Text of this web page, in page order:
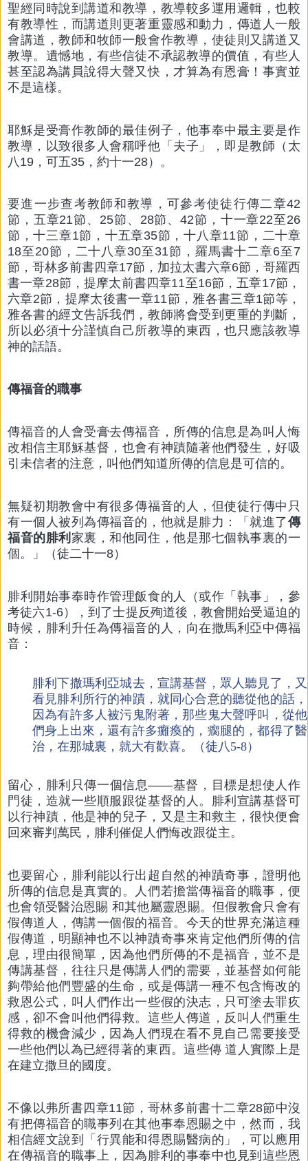
聖經同時說到講道和教導，教導較多運用邏輯，也較
有教導性，而講道則更著重靈感和動力，傳道人一般
會講道，教師和牧師一般會作教導，使徒則又講道又
教導。遺憾地，有些信徒不承認教導的價值，有些人
甚至認為講員說得大聲又快，才算為有恩膏！事實並
不是這樣。
耶穌是受膏作教師的最佳例子，他事奉中最主要是作
教導，以致很多人會稱呼他「夫子」，即是教師（太
八19，可五35，約十一28）。
要進一步查考教師和教導，可參考使徒行傳二章42
節，五章21節、25節、28節、42節，十一章22至26
節，十三章1節，十五章35節，十八章11節，二十章
18至20節，二十八章30至31節，羅馬書十二章6至7
節，哥林多前書四章17節，加拉太書六章6節，哥羅西
書一章28節，提摩太前書四章11至16節，五章17節，
六章2節，提摩太後書一章11節，雅各書三章1節等，
雅各書的經文告訴我們，教師將會受到更重的判斷，
所以必須十分謹慎自己所教導的東西，也只應該教導
神的話語。
傳福音的職事
傳福音的人會受膏去傳福音，所傳的信息是為叫人悔
改相信主耶穌基督，也會有神蹟隨著他們發生，好吸
引未信者的注意，叫他們知道所傳的信息是可信的。
無疑初期教會中有很多傳福音的人，但使徒行傳中只
有一個人被列為傳福音的，他就是腓力：「就進了傳
福音的腓利 家裏，和他同住，他是那七個執事裏的一
個。」（徒二十一8）
腓利開始事奉時作管理飯食的人（或作「執事」，參
考徒六1-6），到了士提反殉道後，教會開始受逼迫的
時候，腓利升任為傳福音的人，向在撒馬利亞中傳福
音：
腓利下撒瑪利亞城去，宣講基督，眾人聽見了，又
看見腓利所行的神蹟，就同心合意的聽從他的話，
因為有許多人被污鬼附著，那些鬼大聲呼叫，從他
們身上出來，還有許多癱瘓的，瘸腿的，都得了醫
治，在那城裏，就大有歡喜。（徒八5-8）
留心，腓利只傳一個信息——基督，目標是想使人作
門徒，造就一些順服跟從基督的人。腓利宣講基督可
以行神蹟，他是神的兒子，又是主和救主，很快便會
回來審判萬民，腓利催促人們悔改跟從主。
也要留心，腓利能以行出超自然的神蹟奇事，證明他
所傳的信息是真實的。人們若擔當傳福音的職事，便
也會領受醫治恩賜 和其他屬靈恩賜。但假教會只會有
假傳道人，傳講一個假的福音。今天的世界充滿這種
假傳道，明顯神也不以神蹟奇事來肯定他們所傳的信
息，理由很簡單，因為他們所傳的不是福音，並不是
傳講基督，往往只是傳講人們的需要，並基督如何能
夠帶給他們豐盛的生命，或是傳講一種不包含悔改的
救恩公式，叫人們作出一些假的決志，只可塗去罪疚
感，卻不會叫他們得救。這些人傳道，反叫人們重生
得救的機會減少，因為人們現在看不見自己需要接受
一些他們以為已經得著的東西。這些傳 道人實際上是
在建立撒旦的國度。
不像以弗所書四章11節，哥林多前書十二章28節中沒
有把傳福音的職事列在其他事奉恩賜之中，然而，我
相信經文說到「行異能和得恩賜醫病的」，可以應用
在傳福音的職事上，因為腓利的事奉中也見到這些恩